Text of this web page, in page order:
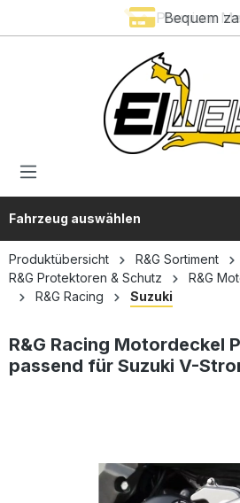
Premium
Bequem
Fahrzeug auswählen
Produktübersicht
R&G Sortiment
R&G Protektoren & Schutz
R&G
R&G Racing
Suzuki
R&G Racing Motordeckel
passend für Suzuki V-
Bildergalerie überspringen